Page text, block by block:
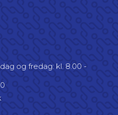
og fredag: kl. 8.00 -